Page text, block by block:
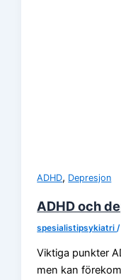
ADHD, Depresjon
ADHD och
spesialistipsykiatri
Viktiga punkter
men kan